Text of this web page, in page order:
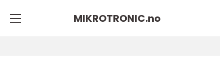
MIKROTRONIC.no